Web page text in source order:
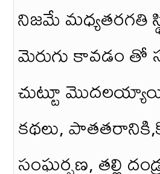
నిజమే మధ్యతరగతి
మెరుగు కావడం తో
చుట్టూ
కథలు,
సంఘర్షణ, తల్లి